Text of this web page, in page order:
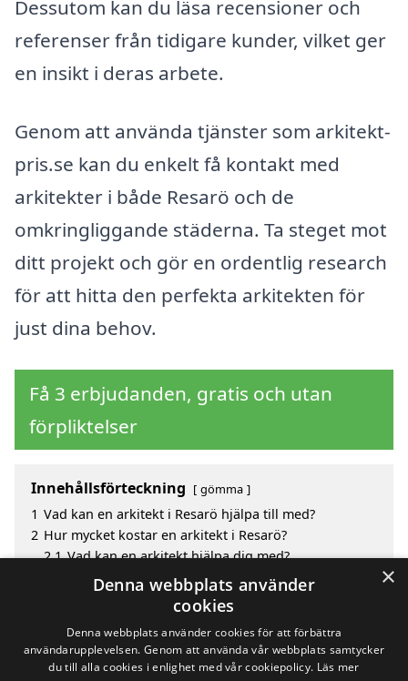
Dessutom kan du läsa recensioner och
referenser från tidigare kunder, vilket ger
en insikt i deras arbete.
Genom att använda tjänster som arkitekt-
pris.se kan du enkelt få kontakt med
arkitekter i både Resarö och de
omkringliggande städerna. Ta steget mot
ditt projekt och gör en ordentlig research
för att hitta den perfekta arkitekten för
just dina behov.
Få 3 erbjudanden, gratis och utan
förpliktelser
Innehållsförteckning gömma
1 Vad kan en arkitekt i Resarö hjälpa till med?
2 Hur mycket kostar en arkitekt i Resarö?
2.1 Vad kan en arkitekt hjälpa dig med?
Fördelar med att välja arkitekt i Resarö
Sök efter en skicklig arkitekt i de omgivande städerna
×
Denna webbplats använder
cookies
Denna webbplats använder cookies för att förbättra
användarupplevelsen. Genom att använda vår webbplats samtycker
du till alla cookies i enlighet med vår cookiepolicy. Läs mer